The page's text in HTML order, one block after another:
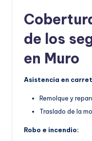
de los
en Muro
Asistencia en
Remolque y
Traslado de la
Robo e incendio: